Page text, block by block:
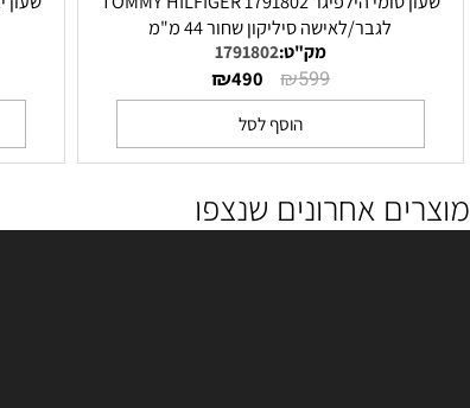
שעון טומי הילפיגר 1791802 TOMMY HILFIGER
לגבר/לאישה סיליקון שחור 44 מ"מ
1791802
₪599
₪490
הוסף לסל